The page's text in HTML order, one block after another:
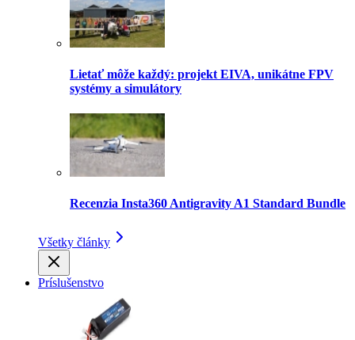
Lietať môže každý: projekt EIVA, unikátne FPV
systémy a simulátory
Recenzia Insta360 Antigravity A1 Standard Bundle
Všetky články
Príslušenstvo